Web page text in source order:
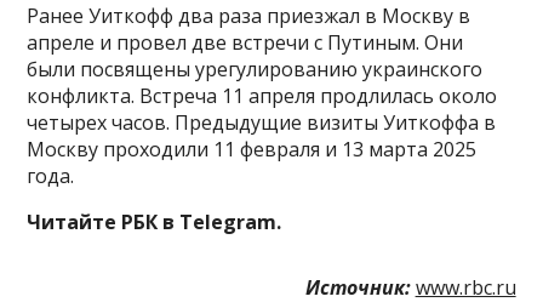
Ранее Уиткофф два раза приезжал в Москву в
апреле и провел две встречи с Путиным. Они
были посвящены урегулированию украинского
конфликта. Встреча 11 апреля продлилась около
четырех часов. Предыдущие визиты Уиткоффа в
Москву проходили 11 февраля и 13 марта 2025
года.
Читайте РБК в Telegram.
Источник: www.rbc.ru